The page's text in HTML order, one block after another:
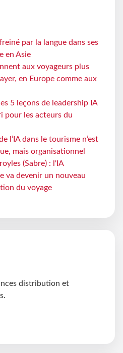
par la langue dans ses
en Asie
aux voyageurs plus
en Europe comme aux
5 leçons de leadership IA
pour les acteurs du
l’IA dans le tourisme n’est
mais organisationnel
(Sabre) : l'IA
va devenir un nouveau
du voyage
distribution et